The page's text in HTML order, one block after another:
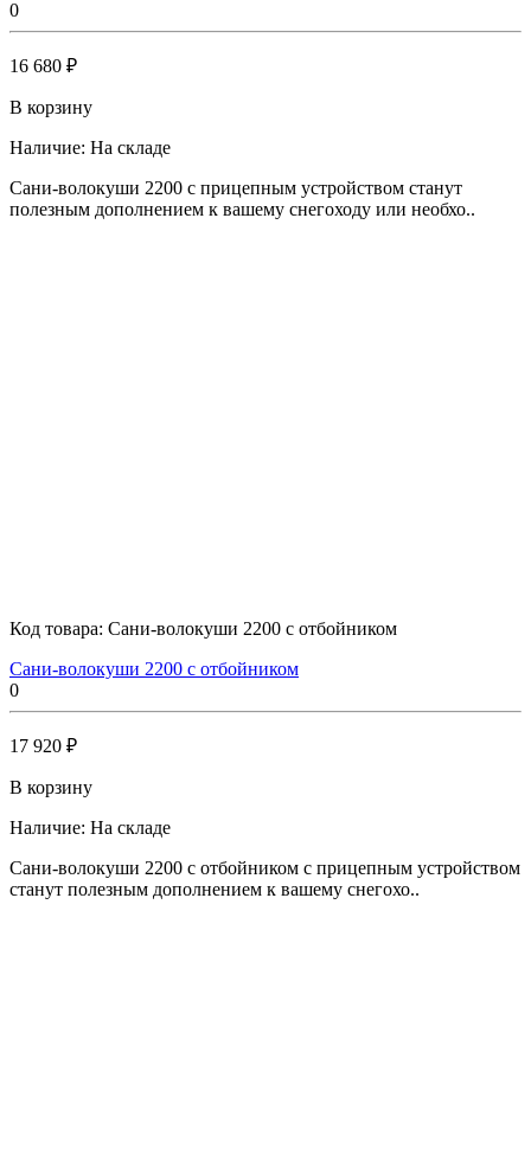
0
16 680 ₽
В корзину
Наличие: На складе
Сани-волокуши 2200 с прицепным устройством станут
полезным дополнением к вашему снегоходу или необхо..
Код товара: Сани-волокуши 2200 с отбойником
Сани-волокуши 2200 с отбойником
0
17 920 ₽
В корзину
Наличие: На складе
Сани-волокуши 2200 с отбойником с прицепным устройством
станут полезным дополнением к вашему снегохо..